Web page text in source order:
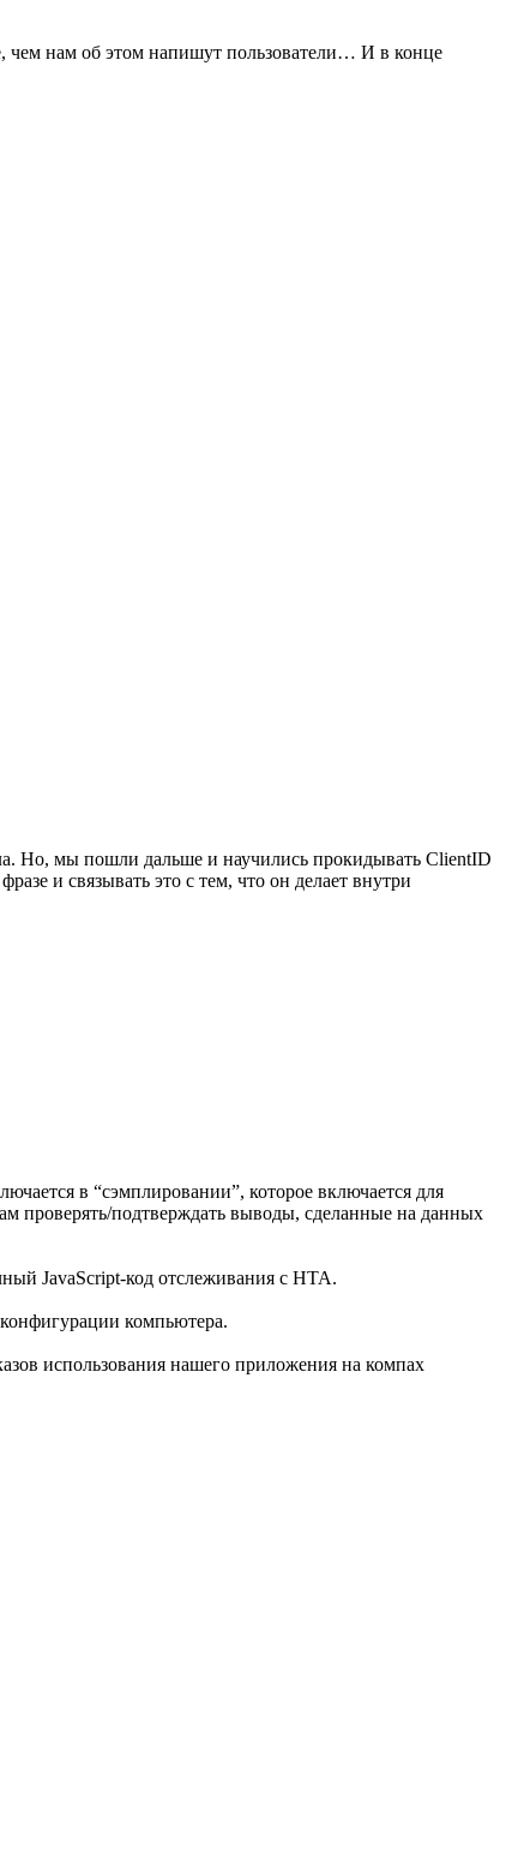
чем нам об этом напишут пользователи… И в конце
Но, мы пошли дальше и научились прокидывать ClientID
и связывать это с тем, что он делает внутри
в “сэмплировании”, которое включается для
проверять/подтверждать выводы, сделанные на данных
JavaScript-код отслеживания с HTA.
компьютера.
использования нашего приложения на компах